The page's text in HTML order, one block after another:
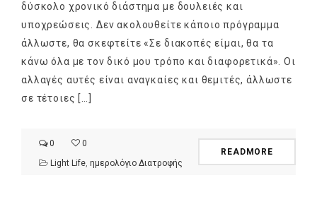
δύσκολο χρονικό διάστημα με δουλειές και
υποχρεώσεις. Δεν ακολουθείτε κάποιο πρόγραμμα
άλλωστε, θα σκεφτείτε «Σε διακοπές είμαι, θα τα
κάνω όλα με τον δικό μου τρόπο και διαφορετικά». Οι
αλλαγές αυτές είναι αναγκαίες και θεμιτές, άλλωστε
σε τέτοιες […]
0
0
Light Life, ημερολόγιο Διατροφής
READMORE